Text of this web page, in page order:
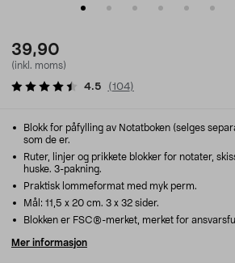
39,90
(inkl. moms)
4.5 (104)
Blokk for påfylling av Notatboken (selges
som de er.
Ruter, linjer og prikkete blokker for notater,
huske. 3-pakning.
Praktisk lommeformat med myk perm.
Mål: 11,5 x 20 cm. 3 x 32 sider.
Blokken er FSC®-merket, merket for
Mer informasjon